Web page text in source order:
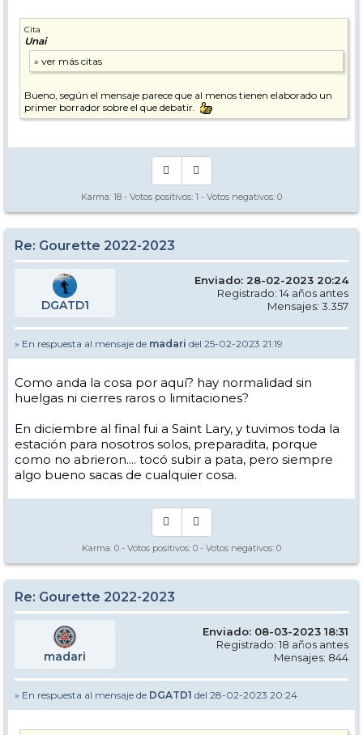
Cita
Unai
Bueno, según el mensaje parece que al menos tienen elaborado un
primer borrador sobre el que debatir.
Karma: 18 - Votos positivos: 1 - Votos negativos: 0
Re: Gourette 2022-2023
DGATD1
Enviado: 28-02-2023 20:24
Registrado: 14 años antes
Mensajes: 3.357
» En respuesta al mensaje de madari del 25-02-2023 21:19
Como anda la cosa por aquí? hay normalidad sin
huelgas ni cierres raros o limitaciones?
En diciembre al final fui a Saint Lary, y tuvimos toda la
estación para nosotros solos, preparadita, porque
como no abrieron.... tocó subir a pata, pero siempre
algo bueno sacas de cualquier cosa.
Karma: 0 - Votos positivos: 0 - Votos negativos: 0
Re: Gourette 2022-2023
madari
Enviado: 08-03-2023 18:31
Registrado: 18 años antes
Mensajes: 844
» En respuesta al mensaje de DGATD1 del 28-02-2023 20:24